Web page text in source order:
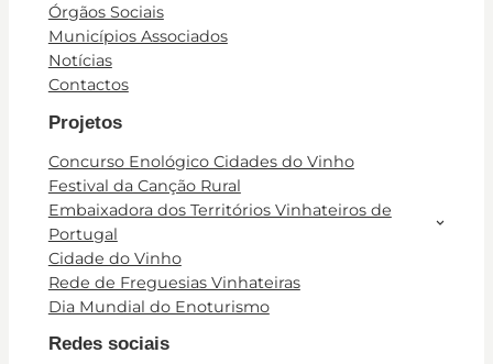
Órgãos Sociais
Municípios Associados
Notícias
Contactos
Projetos
Concurso Enológico Cidades do Vinho
Festival da Canção Rural
Embaixadora dos Territórios Vinhateiros de
Portugal
Cidade do Vinho
Rede de Freguesias Vinhateiras
Dia Mundial do Enoturismo
Redes sociais